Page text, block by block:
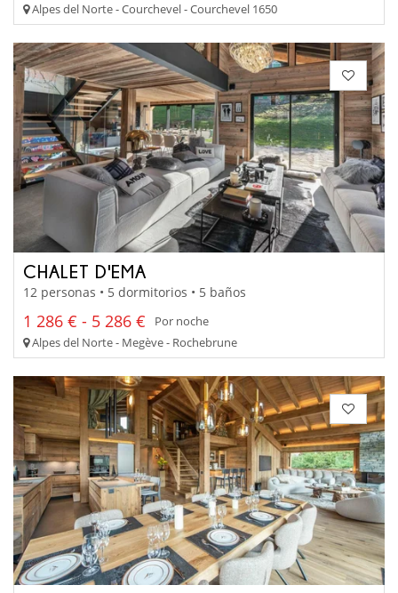
Alpes del Norte - Courchevel - Courchevel 1650
CHALET D'EMA
12 personas • 5 dormitorios • 5 baños
1 286 € - 5 286 €
Por noche
Alpes del Norte - Megève - Rochebrune